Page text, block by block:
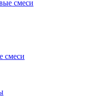
смеси
смеси